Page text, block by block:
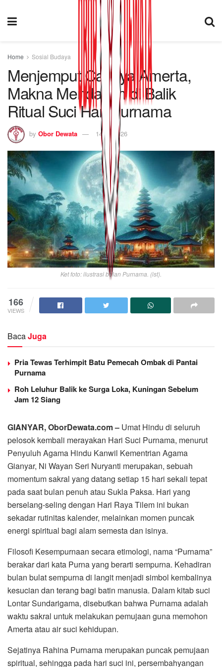
Home Sosial Budaya
Menjemput Cahaya Amerta,
Makna Mendalam di Balik
Ritual Suci Hari Purnama
by Obor Dewata 14/04/2026
Ket foto: ilustrasi bulan Purnama. (ist).
166
VIEWS
BacaJuga
Pria Tewas Terhimpit Batu Pemecah Ombak di Pantai
Purnama
Roh Leluhur Balik ke Surga Loka, Kuningan Sebelum
Jam 12 Siang
GIANYAR, OborDewata.com – Umat Hindu di seluruh
pelosok kembali merayakan Hari Suci Purnama, menurut
Penyuluh Agama Hindu Kanwil Kementrian Agama
Gianyar, Ni Wayan Seri Nuryanti merupakan, sebuah
momentum sakral yang datang setiap 15 hari sekali tepat
pada saat bulan penuh atau Sukla Paksa. Hari yang
berselang-seling dengan Hari Raya Tilem ini bukan
sekadar rutinitas kalender, melainkan momen puncak
energi spiritual bagi alam semesta dan isinya.
Filosofi Kesempurnaan secara etimologi, nama “Purnama”
berakar dari kata Purna yang berarti sempurna. Kehadiran
bulan bulat sempurna di langit menjadi simbol kembalinya
kesucian dan terang bagi batin manusia. Dalam kitab suci
Lontar Sundarigama, disebutkan bahwa Purnama adalah
waktu sakral untuk melakukan pemujaan guna memohon
Amerta atau air suci kehidupan.
Sejatinya Rahina Purnama merupakan puncak pemujaan
spiritual, sehingga pada hari suci ini, persembahyangan